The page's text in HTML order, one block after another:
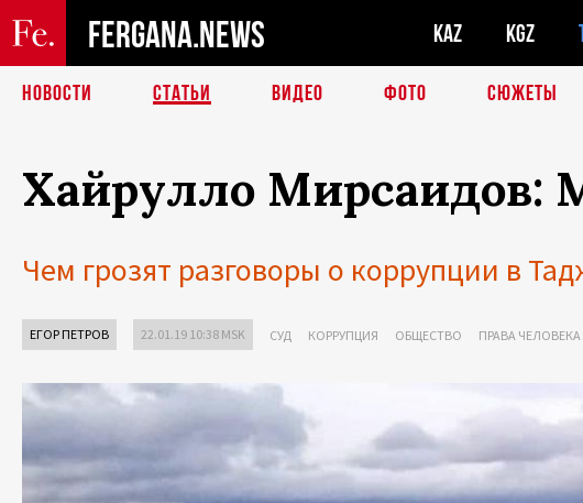
FERGANA.NEWS KAZ KGZ
НОВОСТИ СТАТЬИ ВИДЕО ФОТО СЮЖЕТЫ
Хайрулло Мирсаидов:
Чем грозят разговоры о коррупции в
ЕГОР ПЕТРОВ 22.01.19 10:38 MSK СУД КОРРУПЦИЯ ОБЩЕСТВО ПРАВА ЧЕЛОВЕКА